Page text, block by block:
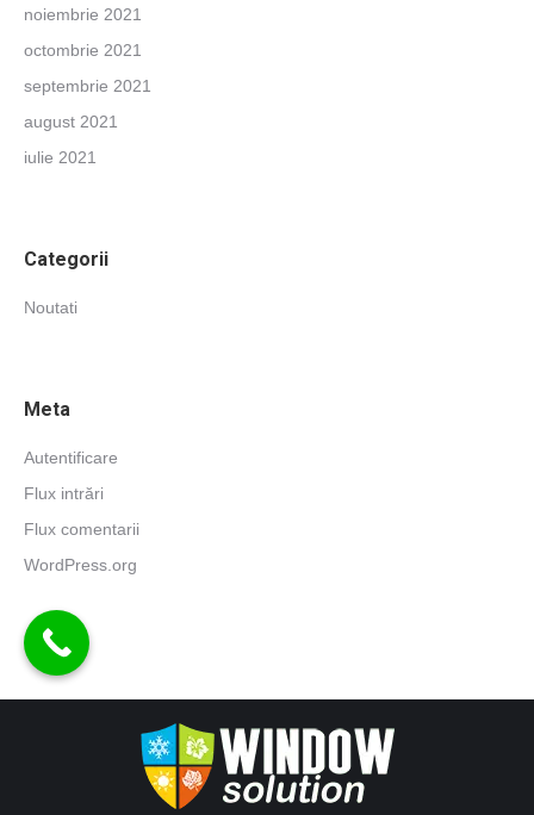
noiembrie 2021
octombrie 2021
septembrie 2021
august 2021
iulie 2021
Categorii
Noutati
Meta
Autentificare
Flux intrări
Flux comentarii
WordPress.org